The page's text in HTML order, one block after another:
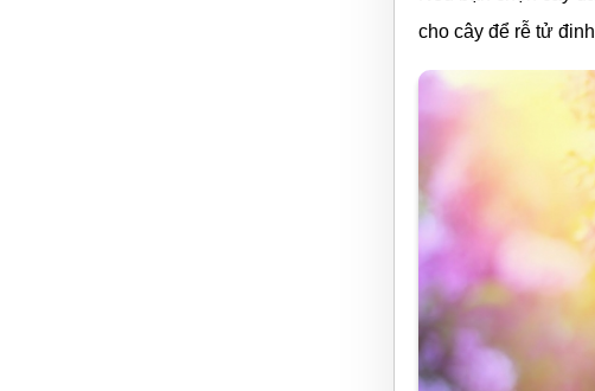
cho cây để rễ tử